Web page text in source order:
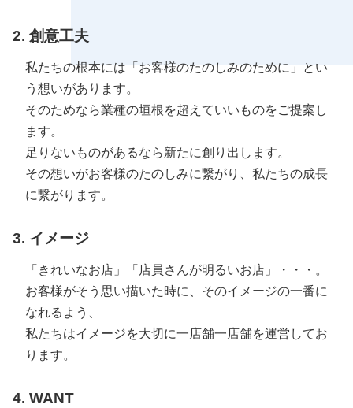
2. 創意工夫
私たちの根本には「お客様のたのしみのために」とい
う想いがあります。
そのためなら業種の垣根を超えていいものをご提案し
ます。
足りないものがあるなら新たに創り出します。
その想いがお客様のたのしみに繋がり、私たちの成長
に繋がります。
3. イメージ
「きれいなお店」「店員さんが明るいお店」・・・。
お客様がそう思い描いた時に、そのイメージの一番に
なれるよう、
私たちはイメージを大切に一店舗一店舗を運営してお
ります。
4. WANT